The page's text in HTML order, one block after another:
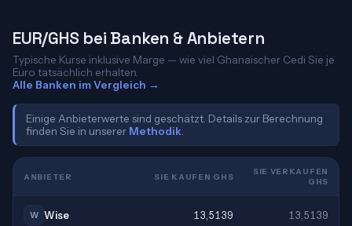
EUR/GHS bei Banken & Anbietern
Typische Kurse inklusive Marge — wie viel Ghanaischer Cedi Sie je
Euro tatsächlich erhalten.
Alle Banken im Vergleich →
Einige Anbieterwerte sind geschätzt. Details zur Berechnung
finden Sie in unserer Methodik
ANBIETER SIE KAUFEN GHS
SIE VERKAUFEN
GHS
W Wise 13,5139 13,5139